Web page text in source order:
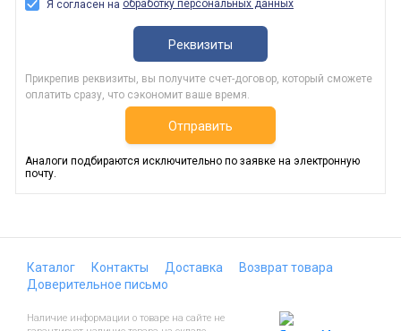
Я согласен на обработку персональных данных
Реквизиты
Прикрепив реквизиты, вы получите счет-договор, который сможете
оплатить сразу, что сэкономит ваше время.
Отправить
Аналоги подбираются исключительно по заявке на электронную
почту.
Каталог Контакты Доставка
Возврат товара
Доверительное письмо
Наличие информации о товаре на сайте не